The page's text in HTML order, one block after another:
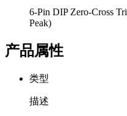
6-Pin DIP Zero-Cross
Peak)
产品属性
类型
描述